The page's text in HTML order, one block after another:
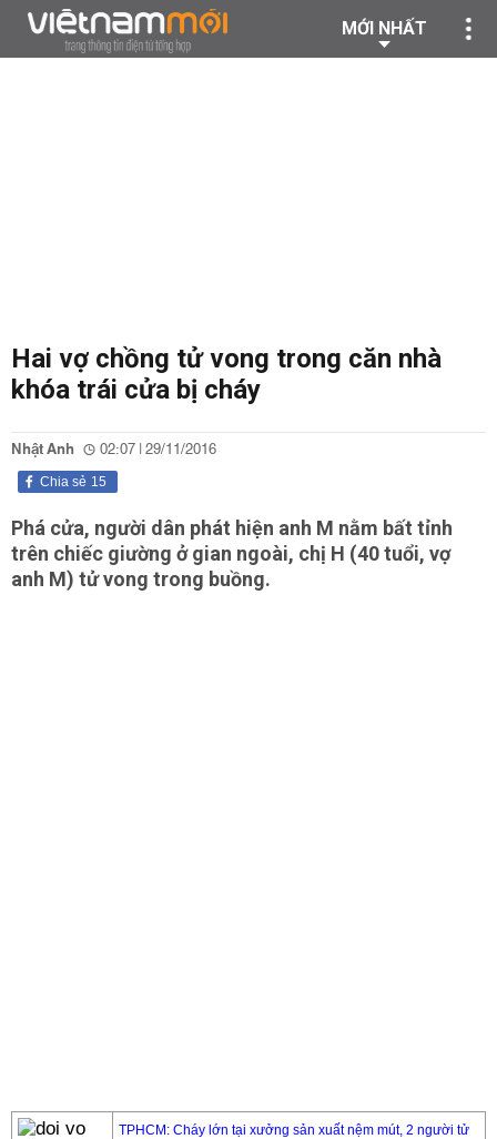
MỚI NHẤT
Hai vợ chồng tử vong trong căn nhà
khóa trái cửa bị cháy
Nhật Anh 02:07 | 29/11/2016
15
Chia sẻ
Phá cửa, người dân phát hiện anh M nằm bất tỉnh
trên chiếc giường ở gian ngoài, chị H (40 tuổi, vợ
anh M) tử vong trong buồng.
TPHCM: Cháy lớn tại xưởng sản xuất nệm mút, 2 người tử